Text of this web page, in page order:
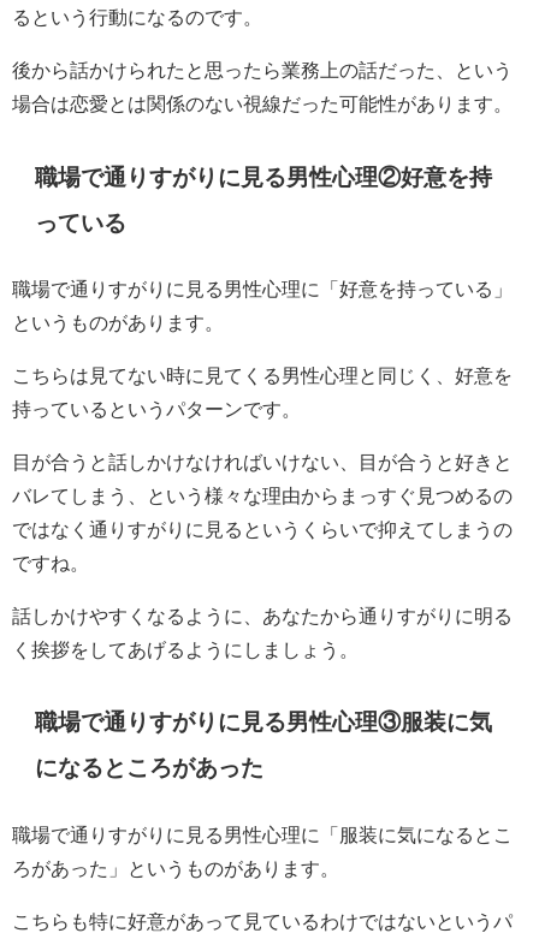
るという行動になるのです。
後から話かけられたと思ったら業務上の話だった、という
場合は恋愛とは関係のない視線だった可能性があります。
職場で通りすがりに見る男性心理②好意を持
っている
職場で通りすがりに見る男性心理に「好意を持っている」
というものがあります。
こちらは見てない時に見てくる男性心理と同じく、好意を
持っているというパターンです。
目が合うと話しかけなければいけない、目が合うと好きと
バレてしまう、という様々な理由からまっすぐ見つめるの
ではなく通りすがりに見るというくらいで抑えてしまうの
ですね。
話しかけやすくなるように、あなたから通りすがりに明る
く挨拶をしてあげるようにしましょう。
職場で通りすがりに見る男性心理③服装に気
になるところがあった
職場で通りすがりに見る男性心理に「服装に気になるとこ
ろがあった」というものがあります。
こちらも特に好意があって見ているわけではないというパ